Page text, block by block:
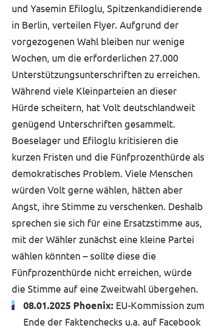
und Yasemin Efiloglu, Spitzenkandidierende
in Berlin, verteilen Flyer. Aufgrund der
vorgezogenen Wahl bleiben nur wenige
Wochen, um die erforderlichen 27.000
Unterstützungsunterschriften zu erreichen.
Während viele Kleinparteien an dieser
Hürde scheitern, hat Volt deutschlandweit
genügend Unterschriften gesammelt.
Boeselager und Efiloglu kritisieren die
kurzen Fristen und die Fünfprozenthürde als
demokratisches Problem. Viele Menschen
würden Volt gerne wählen, hätten aber
Angst, ihre Stimme zu verschenken. Deshalb
sprechen sie sich für eine Ersatzstimme aus,
mit der Wähler zunächst eine kleine Partei
wählen könnten – sollte diese die
Fünfprozenthürde nicht erreichen, würde
die Stimme auf eine Zweitwahl übergehen.
08.01.2025 Phoenix: EU-Kommission zum
Ende der Faktenchecks u.a. auf Facebook